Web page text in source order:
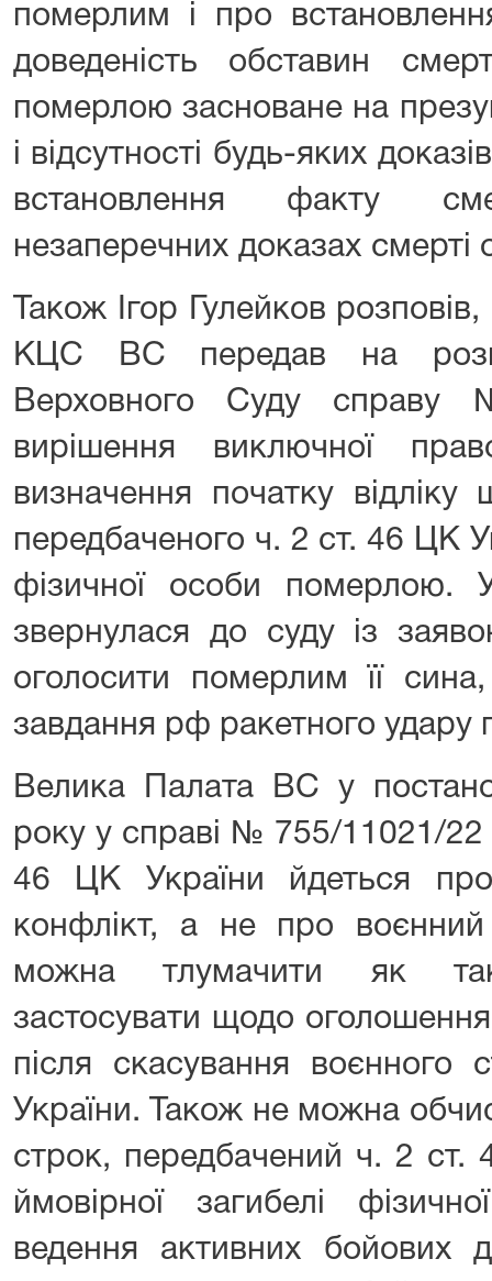
померлим і про
доведеність обставин
померлою засноване на
і відсутності будь-яких
встановлення факту
незаперечних доказах смерті
Також Ігор Гулейков
КЦС ВС передав на
Верховного Суду
вирішення виключної
визначення початку відліку
передбаченого ч. 2 ст. 46 ЦК
фізичної особи померлою.
звернулася до суду із
оголосити померлим її
завдання рф ракетного удару
Велика Палата ВС у
року у справі № 755/11021/22
46 ЦК України йдеться про
конфлікт, а не про
можна тлумачити як
застосувати щодо
після скасування воєнного
України. Також не можна
строк, передбачений ч. 2 ст.
ймовірної загибелі
ведення активних бойових